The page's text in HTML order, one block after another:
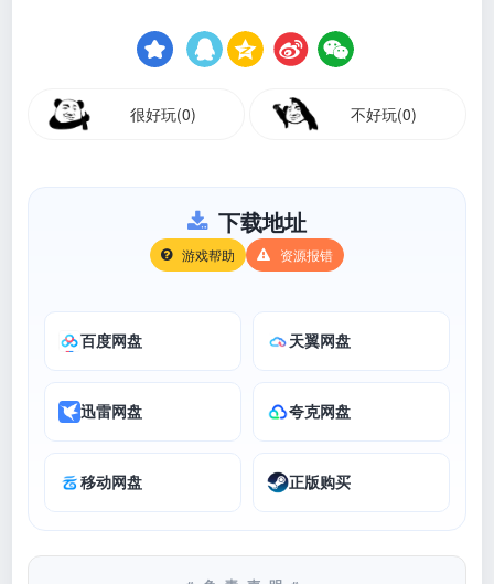
很好玩(0) 不好玩(0)
下载地址
游戏帮助 资源报错
百度网盘 天翼网盘
迅雷网盘 夸克网盘
移动网盘 正版购买